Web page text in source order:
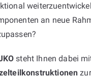
an neue
steht Ihnen dabei